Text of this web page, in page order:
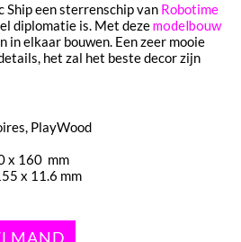
Ship een sterrenschip van Robotime
diplomatie is. Met dezemodelbouw
in elkaar bouwen. Een zeer mooie
het zal het beste decor zijn
PlayWood
x 160 mm
x 11.6 mm